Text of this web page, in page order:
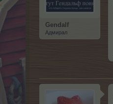
Gendalf
Адмирал